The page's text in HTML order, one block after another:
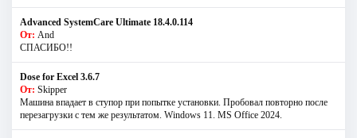
Advanced SystemCare Ultimate 18.4.0.114
От: And
СПАСИБО!!
Dose for Excel 3.6.7
От: Skipper
Машина впадает в ступор при попытке установки. Пробовал повторно после
перезагрузки с тем же результатом. Windows 11. MS Offiсe 2024.